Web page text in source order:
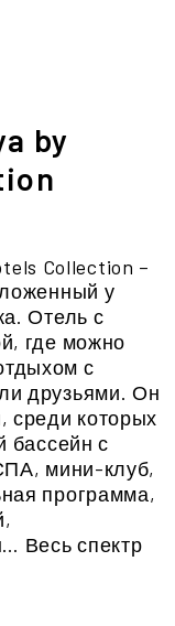
by
Collection –
у
Отель с
где можно
с
друзьями. Он
среди которых
бассейн с
мини-клуб,
программа,
Весь спектр